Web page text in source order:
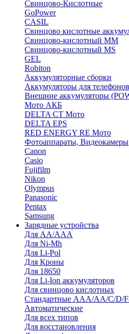
Свинцово-Кислотные
GoPower
CASIL
Свинцово кислотные
Cвинцово-кислотный MM
Cвинцово-кислотный MS
GEL
Robiton
Аккумуляторные сборки
Аккумуляторы для телефонов
Внешние аккумуляторы
Мото АКБ
DELTA CT Мото
DELTA EPS
RED ENERGY RE Мото
Фотоаппараты, Видеокамеры
Canon
Casio
Fujifilm
Nikon
Olympus
Panasonic
Pentax
Samsung
Зарядные устройства
Для AA/AAA
Для Ni-Mh
Для Li-Pol
Для Кроны
Для 18650
Для Li-Ion аккумуляторов
Для свинцово кислотных
Стандартные ААА/АА/С/D/
Автоматические
Для всех типов
Для восстановления